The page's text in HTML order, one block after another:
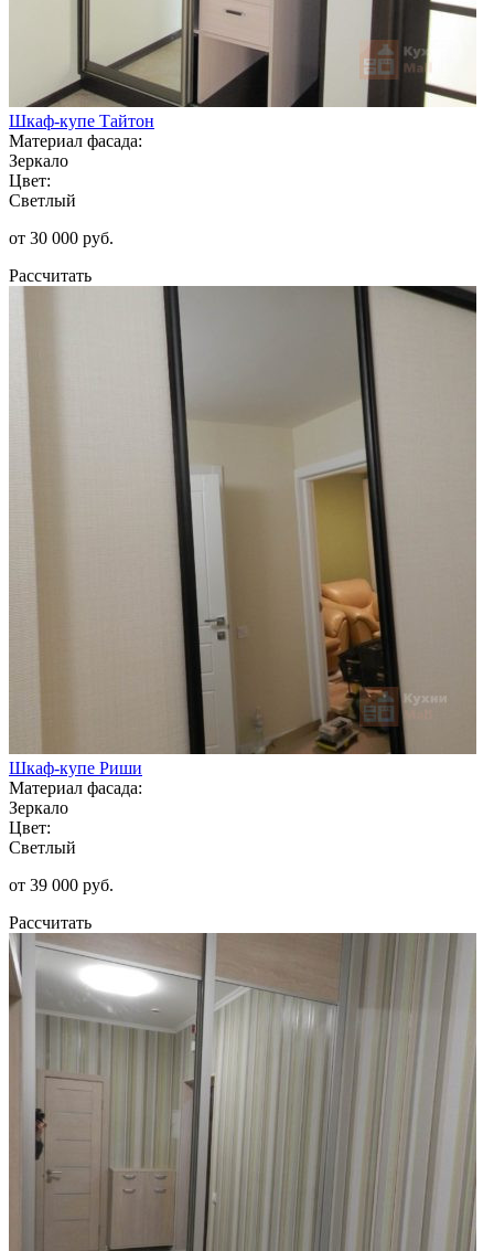
Шкаф-купе Тайтон
Материал фасада:
Зеркало
Цвет:
Светлый
от 30 000 руб.
Рассчитать
Шкаф-купе Риши
Материал фасада:
Зеркало
Цвет:
Светлый
от 39 000 руб.
Рассчитать